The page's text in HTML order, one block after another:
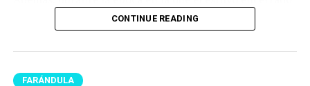
varios rumores de infidelidad
poco, en las últimas semanas del programa Juanda
empezó a tener acercamientos intensos con Mariana
CONTINUE READING
FARÁNDULA